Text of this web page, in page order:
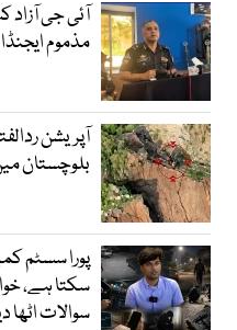
آئی جی آزاد
مذموم
بلوچستان میں
پورا سسٹم
سکتا ہے،
سوالات اٹھا